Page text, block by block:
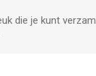
het laatst
die je kunt